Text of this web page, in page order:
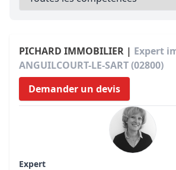
PICHARD IMMOBILIER | Expert
ANGUILCOURT-LE-SART (02800)
Demander un devis
Expert